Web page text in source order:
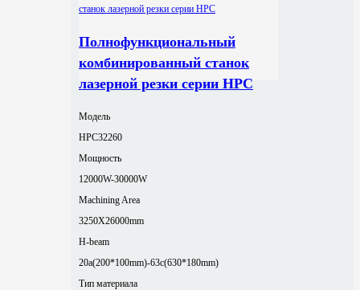
Полнофункциональный
комбинированный станок
лазерной резки серии HPC
Модель
HPC32260
Мощность
12000W-30000W
Machining Area
3250X26000mm
H-beam
20a(200*100mm)-63c(630*180mm)
Тип материала